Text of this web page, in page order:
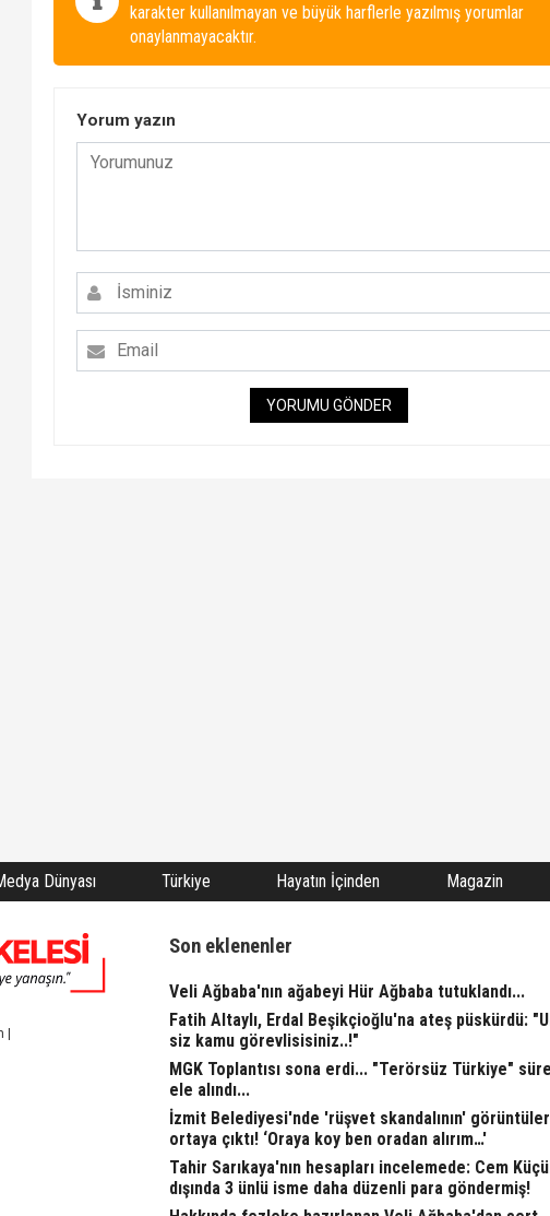
karakter kullanılmayan ve büyük harflerle yazılmış yorumlar
onaylanmayacaktır.
Yorum yazın
YORUMU GÖNDER
Dünyası Türkiye Hayatın İçinden Magazin
|
Son eklenenler
Veli Ağbaba'nın ağabeyi Hür Ağbaba tutuklandı...
Fatih Altaylı, Erdal Beşikçioğlu'na ateş püskürdü:
siz kamu görevlisisiniz..!"
MGK Toplantısı sona erdi... "Terörsüz Türkiye"
ele alındı...
İzmit Belediyesi'nde 'rüşvet skandalının'
ortaya çıktı! ‘Oraya koy ben oradan alırım…'
Tahir Sarıkaya'nın hesapları incelemede: Cem
dışında 3 ünlü isme daha düzenli para göndermiş!